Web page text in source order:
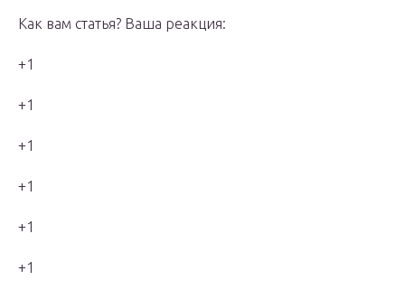
Как вам статья? Ваша реакция:
+1
+1
+1
+1
+1
+1